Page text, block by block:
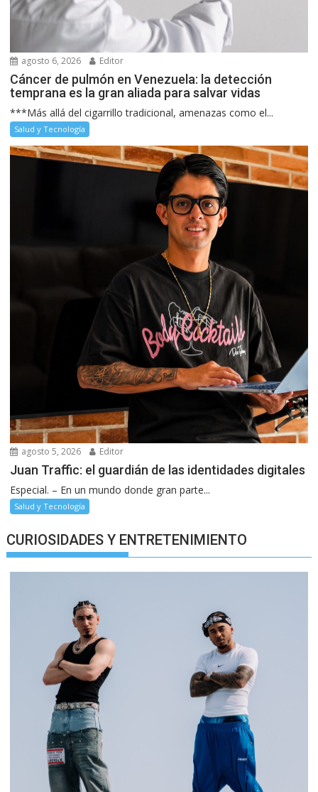
agosto 6, 2026 Editor
Cáncer de pulmón en Venezuela: la detección
temprana es la gran aliada para salvar vidas
***Más allá del cigarrillo tradicional, amenazas como el...
Salud y Tecnología
agosto 5, 2026 Editor
Juan Traffic: el guardián de las identidades digitales
Especial. – En un mundo donde gran parte...
Salud y Tecnología
CURIOSIDADES Y ENTRETENIMIENTO